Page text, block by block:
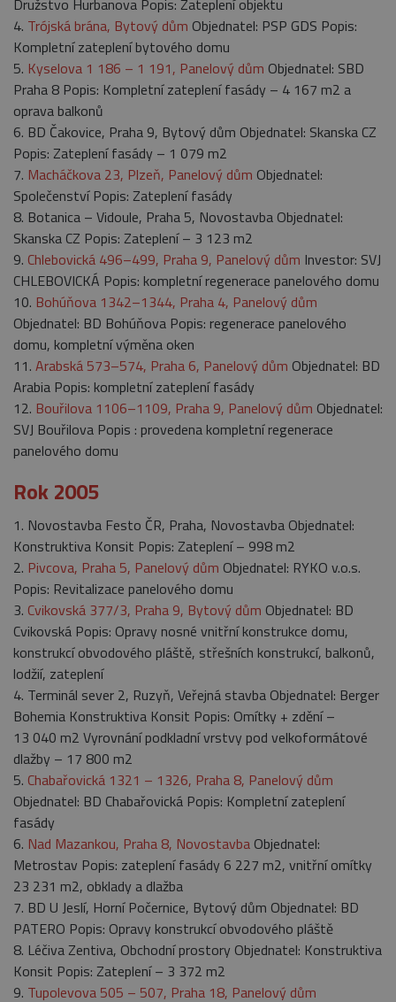
4. Trójská brána, Bytový dům Objednatel: PSP GDS Popis:
Kompletní zateplení bytového domu
5. Kyselova 1 186 – 1 191, Panelový dům Objednatel: SBD
Praha 8 Popis: Kompletní zateplení fasády – 4 167 m2 a
oprava balkonů
6. BD Čakovice, Praha 9, Bytový dům Objednatel: Skanska CZ
Popis: Zateplení fasády – 1 079 m2
7. Macháčkova 23, Plzeň, Panelový dům Objednatel:
Společenství Popis: Zateplení fasády
8. Botanica – Vidoule, Praha 5, Novostavba Objednatel:
Skanska CZ Popis: Zateplení – 3 123 m2
9. Chlebovická 496–499, Praha 9, Panelový dům Investor: SVJ
CHLEBOVICKÁ Popis: kompletní regenerace panelového domu
10. Bohúňova 1342–1344, Praha 4, Panelový dům
Objednatel: BD Bohúňova Popis: regenerace panelového
domu, kompletní výměna oken
11. Arabská 573–574, Praha 6, Panelový dům Objednatel: BD
Arabia Popis: kompletní zateplení fasády
12. Bouřilova 1106–1109, Praha 9, Panelový dům Objednatel:
SVJ Bouřilova Popis : provedena kompletní regenerace
panelového domu
Rok 2005
1. Novostavba Festo ČR, Praha, Novostavba Objednatel:
Konstruktiva Konsit Popis: Zateplení – 998 m2
2. Pivcova, Praha 5, Panelový dům Objednatel: RYKO v.o.s.
Popis: Revitalizace panelového domu
3. Cvikovská 377/3, Praha 9, Bytový dům Objednatel: BD
Cvikovská Popis: Opravy nosné vnitřní konstrukce domu,
konstrukcí obvodového pláště, střešních konstrukcí, balkonů,
lodžií, zateplení
4. Terminál sever 2, Ruzyň, Veřejná stavba Objednatel: Berger
Bohemia Konstruktiva Konsit Popis: Omítky + zdění –
13 040 m2 Vyrovnání podkladní vrstvy pod velkoformátové
dlažby – 17 800 m2
5. Chabařovická 1321 – 1326, Praha 8, Panelový dům
Objednatel: BD Chabařovická Popis: Kompletní zateplení
fasády
6. Nad Mazankou, Praha 8, Novostavba Objednatel:
Metrostav Popis: zateplení fasády 6 227 m2, vnitřní omítky
23 231 m2, obklady a dlažba
7. BD U Jeslí, Horní Počernice, Bytový dům Objednatel: BD
PATERO Popis: Opravy konstrukcí obvodového pláště
8. Léčiva Zentiva, Obchodní prostory Objednatel: Konstruktiva
Konsit Popis: Zateplení – 3 372 m2
9. Tupolevova 505 – 507, Praha 18, Panelový dům